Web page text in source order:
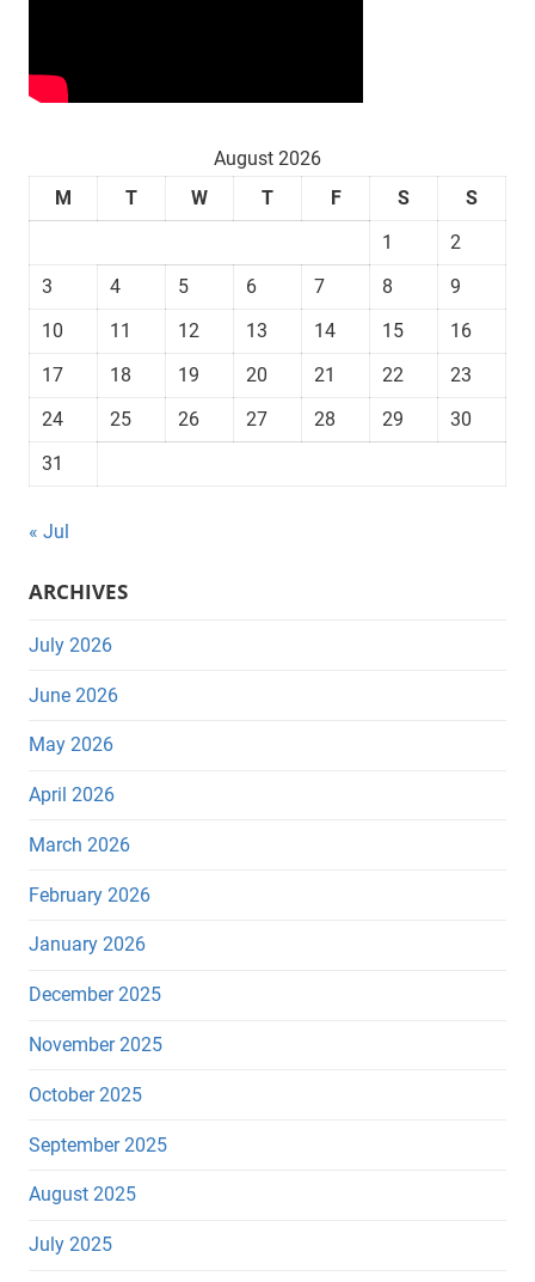
August 2026
M
T W T F S
S
1
2
3
4 5 6 7 8
9
10
11 12 13 14 15
16
17
18 19 20 21 22
23
24
25 26 27 28 29
30
31
« Jul
ARCHIVES
July 2026
June 2026
May 2026
April 2026
March 2026
February 2026
January 2026
December 2025
November 2025
October 2025
September 2025
August 2025
July 2025